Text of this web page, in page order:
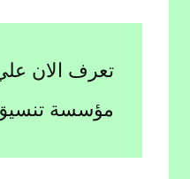
تعرف الان
مؤسسة